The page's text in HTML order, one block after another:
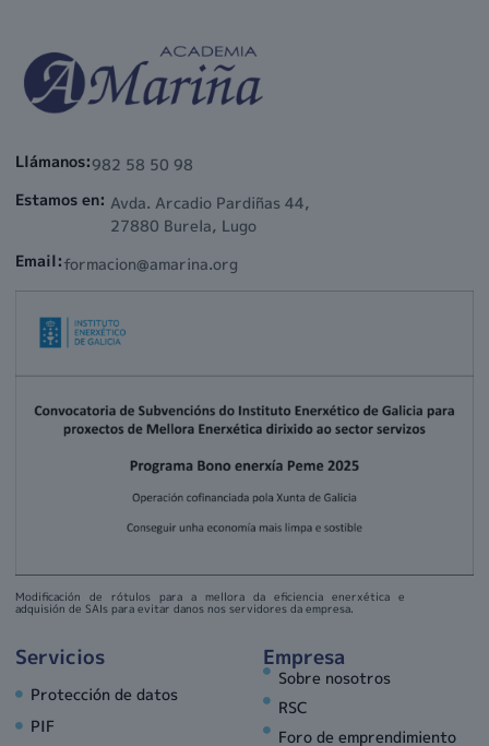
Llámanos:982 58 50 98
Estamos en: Avda. Arcadio Pardiñas 44,
27880 Burela, Lugo
Email:formacion@amarina.org
Modificación de rótulos para a mellora da eficiencia enerxética e
adquisión de SAIs para evitar danos nos servidores da empresa.
Servicios
Protección de datos
PIF
Empresa
Sobre nosotros
RSC
Foro de emprendimiento